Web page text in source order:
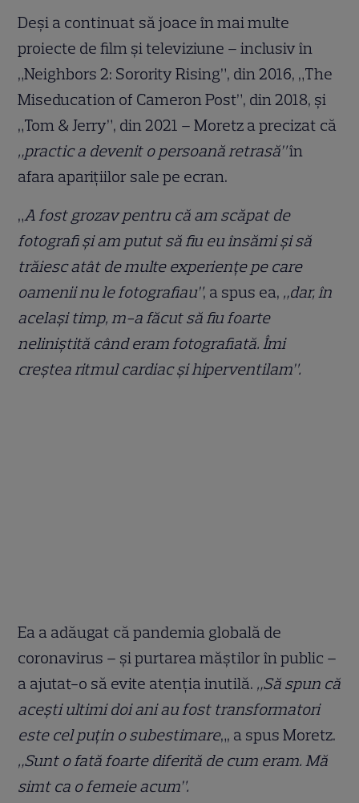
Deși a continuat să joace în mai multe
proiecte de film și televiziune – inclusiv în
„Neighbors 2: Sorority Rising”, din 2016, „The
Miseducation of Cameron Post”, din 2018, și
„Tom & Jerry”, din 2021 – Moretz a precizat că
„practic a devenit o persoană retrasă”în
afara aparițiilor sale pe ecran.
„A fost grozav pentru că am scăpat de
fotografi și am putut să fiu eu însămi și să
trăiesc atât de multe experiențe pe care
oamenii nu le fotografiau”, a spus ea, „dar, în
același timp, m-a făcut să fiu foarte
neliniștită când eram fotografiată. Îmi
creștea ritmul cardiac și hiperventilam”.
Ea a adăugat că pandemia globală de
coronavirus – și purtarea măștilor în public –
a ajutat-o să evite atenția inutilă. „Să spun că
acești ultimi doi ani au fost transformatori
este cel puțin o subestimare„, a spus Moretz.
„Sunt o fată foarte diferită de cum eram. Mă
simt ca o femeie acum”.